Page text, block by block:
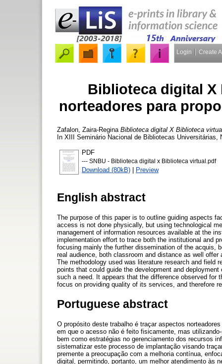
Login Create
Biblioteca digital
norteadores para
Zafalon, Zaira-Regina Biblioteca digital X Biblioteca
In XIII Seminário Nacional de Bibliotecas Universitárias,
PDF
--- SNBU - Biblioteca digital x Biblioteca virtual.pdf
Download (80kB) | Preview
English abstract
The purpose of this paper is to outline guiding aspects
access is not done physically, but using technological
management of information resources available at the
implementation effort to trace both the institutional and
focusing mainly the further dissemination of the acquis,
real audience, both classroom and distance as well
The methodology used was literature research and field
points that could guide the development and
such a need. It appears that the difference observed for
focus on providing quality of its services, and therefore
Portuguese abstract
O propósito deste trabalho é traçar aspectos
em que o acesso não é feito fisicamente, mas
bem como estratégias no gerenciamento dos recursos
sistematizar este processo de implantação visando
premente a preocupação com a melhoria contínua,
digital, permitindo, portanto, um melhor atendimento às